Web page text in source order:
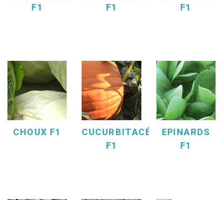
F1
F1
F1
CHOUX F1
CUCURBITACÉES
F1
EPINARDS
F1